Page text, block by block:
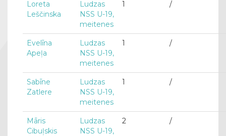
Loreta
Leščinska
Ludzas
NSS U-19,
meitenes
1 /
Evelīna
Apeļa
Ludzas
NSS U-19,
meitenes
1 /
Sabīne
Zatlere
Ludzas
NSS U-19,
meitenes
1 /
Māris
Cibuļskis
Ludzas
NSS U-19,
2 /